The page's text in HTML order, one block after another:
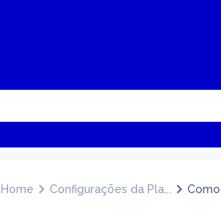
Home Configurações da Pla...